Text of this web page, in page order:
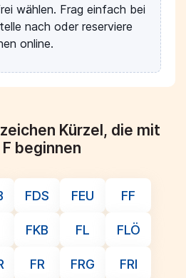
wählen. Frag einfach bei
nach oder reserviere
online.
Kürzel, die mit
beginnen
FDS FEU FF
FKB FL FLÖ
FR FRG FRI